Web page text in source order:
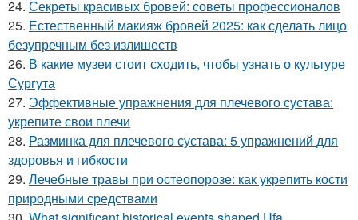
24. Секреты красивых бровей: советы профессионалов
25. Естественный макияж бровей 2025: как сделать лицо
безупречным без излишеств
26. В какие музеи стоит сходить, чтобы узнать о культуре
Сургута
27. Эффективные упражнения для плечевого сустава:
укрепите свои плечи
28. Разминка для плечевого сустава: 5 упражнений для
здоровья и гибкости
29. Лечебные травы при остеопорозе: как укрепить кости
природными средствами